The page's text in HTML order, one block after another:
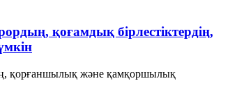
қоғамдық бірлестіктердің,
қорғаншылық және қамқоршылық